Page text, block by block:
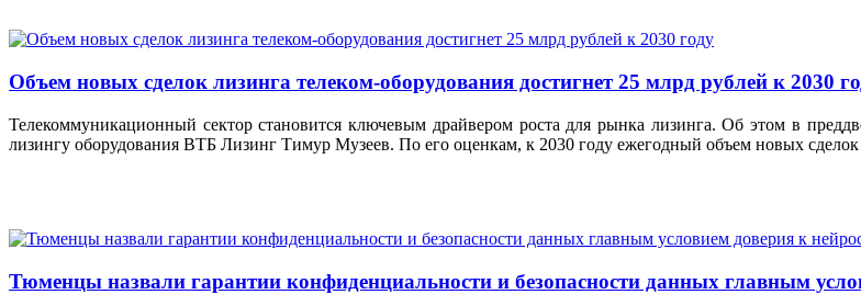
Объем новых сделок лизинга телеком-оборудования достигнет 25 млрд рублей к 2030
Телекоммуникационный сектор становится ключевым драйвером роста для рынка лизинга. Об этом в
лизингу оборудования ВТБ Лизинг Тимур Музеев. По его оценкам, к 2030 году ежегодный объем новых
Тюменцы назвали гарантии конфиденциальности и безопасности данных главным